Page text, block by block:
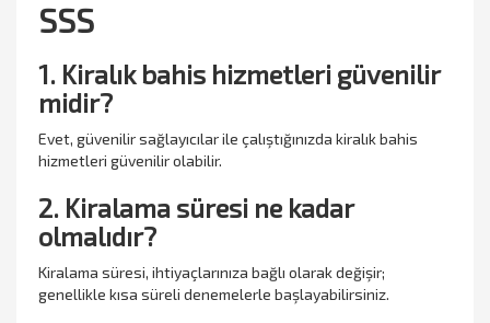
SSS
1. Kiralık bahis hizmetleri güvenilir
midir?
Evet, güvenilir sağlayıcılar ile çalıştığınızda kiralık bahis
hizmetleri güvenilir olabilir.
2. Kiralama süresi ne kadar
olmalıdır?
Kiralama süresi, ihtiyaçlarınıza bağlı olarak değişir;
genellikle kısa süreli denemelerle başlayabilirsiniz.